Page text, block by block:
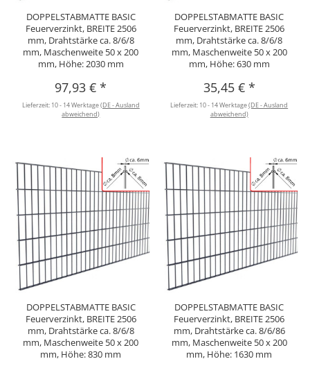
DOPPELSTABMATTE BASIC
Feuerverzinkt, BREITE 2506
mm, Drahtstärke ca. 8/6/8
mm, Maschenweite 50 x 200
mm, Höhe: 2030 mm
97,93 €*
Lieferzeit: 10 - 14 Werktage(DE - Ausland
abweichend)
DOPPELSTABMATTE BASIC
Feuerverzinkt, BREITE 2506
mm, Drahtstärke ca. 8/6/8
mm, Maschenweite 50 x 200
mm, Höhe: 630 mm
35,45 € *
Lieferzeit: 10 - 14 Werktage(DE - Ausland
abweichend)
DOPPELSTABMATTE BASIC
Feuerverzinkt, BREITE 2506
mm, Drahtstärke ca. 8/6/8
mm, Maschenweite 50 x 200
mm, Höhe: 830 mm
DOPPELSTABMATTE BASIC
Feuerverzinkt, BREITE 2506
mm, Drahtstärke ca. 8/6/86
mm, Maschenweite 50 x 200
mm, Höhe: 1630 mm